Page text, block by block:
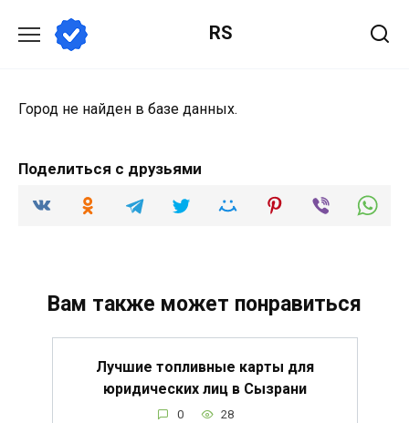
содержанию
RS
Город не найден в базе данных.
Поделиться с друзьями
Вам также может понравиться
Лучшие топливные карты для
юридических лиц в Сызрани
0 28